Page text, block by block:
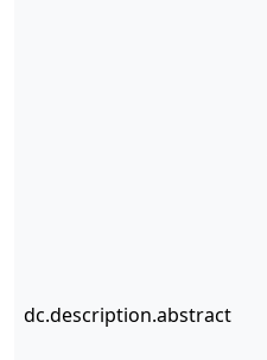
dc.description.abstract